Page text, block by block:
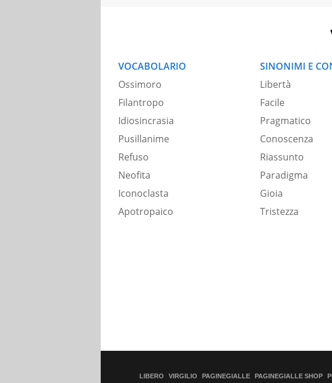
VOCABOLARIO
Ossimoro
Filantropo
Idiosincrasia
Pusillanime
Refuso
Neofita
Iconoclasta
Apotropaico
SINONIMI E
Libertà
Facile
Pragmatico
Conoscenza
Riassunto
Paradigma
Gioia
Tristezza
LIBERO VIRGILIO PAGINEGIALLE PAGINEGIALLE SHOP